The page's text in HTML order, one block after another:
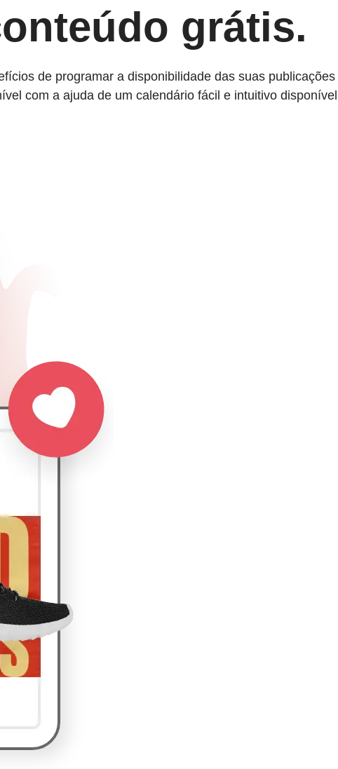
grátis.
de programar a disponibilidade das suas publicações
com a ajuda de um calendário fácil e intuitivo disponível